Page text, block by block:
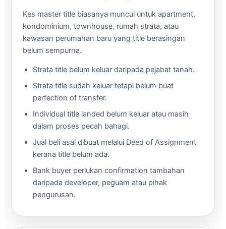
Kes master title biasanya muncul untuk apartment,
kondominium, townhouse, rumah strata, atau
kawasan perumahan baru yang title berasingan
belum sempurna.
Strata title belum keluar daripada pejabat tanah.
Strata title sudah keluar tetapi belum buat
perfection of transfer.
Individual title landed belum keluar atau masih
dalam proses pecah bahagi.
Jual beli asal dibuat melalui Deed of Assignment
kerana title belum ada.
Bank buyer perlukan confirmation tambahan
daripada developer, peguam atau pihak
pengurusan.